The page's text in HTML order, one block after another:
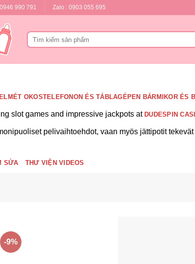
990 791 Zalo : 0903 055 695
Tìm
kiếm:
OKOSTELEFONON ÉS TÁBLAGÉPEN BÁRMIKOR ÉS
slot games and impressive jackpots at DUDESPIN
pelivaihtoehdot, vaan myös jättipotit tekevät
SỬA THƯ VIỆN VIDEOS
-9%